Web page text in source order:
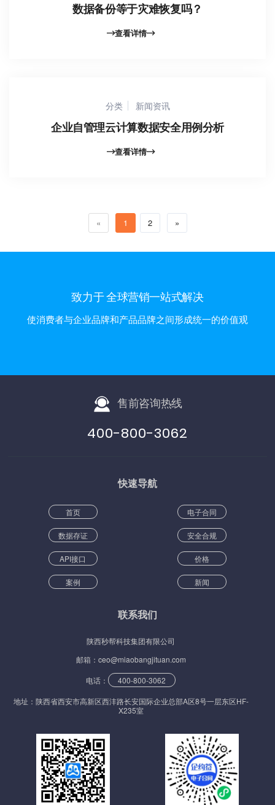
数据备份等于灾难恢复吗？
查看详情
分类 新闻资讯
企业自管理云计算数据安全用例分析
查看详情
« 1 2 »
致力于 全球营销一站式解决
使消费者与企业品牌和产品品牌之间形成统一的价值观
售前咨询热线
400-800-3062
快速导航
首页 电子合同
数据存证 安全合规
API接口 价格
案例 新闻
联系我们
陕西秒帮科技集团有限公司
邮箱：ceo@miaobangjituan.com
电话：
400-800-3062
地址：陕西省西安市高新区西沣路长安国际企业总部A区8号一层东区HF-
X235室